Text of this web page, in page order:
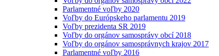
Parlamentné voľby 2020
Voľby do Európskeho parlamentu 2019
Voľby prezidenta SR 2019
Voľby do orgánov samosprávy obcí 2018
Voľby do orgánov samosprávnych krajov 2017
Parlamentné voľby 2016